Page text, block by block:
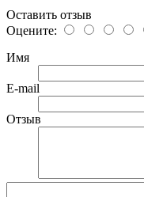
Оставить отзыв
Оцените:
Имя
E-mail
Отзыв